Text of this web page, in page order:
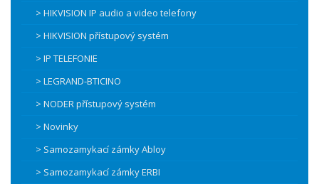
> HIKVISION IP audio a video telefony
> HIKVISION přístupový systém
> IP TELEFONIE
> LEGRAND-BTICINO
> NODER přístupový systém
> Novinky
> Samozamykací zámky Abloy
> Samozamykací zámky ERBI